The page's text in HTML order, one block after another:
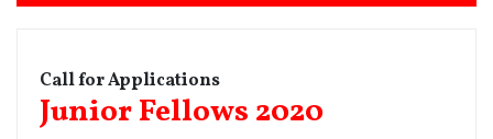
Call for Applications
Junior Fellows 2020